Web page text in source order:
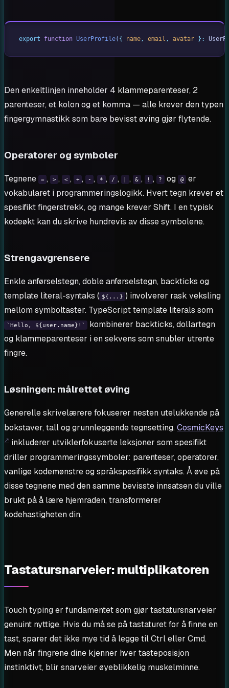
export function UserProfile( { name, email , avatar }:
Den enkeltlinjen inneholder 4 klammeparenteser, 2
parenteser, et kolon og et komma — alle krever den typen
fingergymnastikk som bare bevisst øving gjør flytende.
Operatorer og symboler
Tegnene = , > , < , + , - , * , / , | , & , ! , ? og @
er
vokabularet i programmeringslogikk. Hvert tegn krever et
spesifikt fingerstrekk, og mange krever Shift. I en typisk
kodeøkt kan du skrive hundrevis av disse symbolene.
Strengavgrensere
Enkle anførselstegn, doble anførselstegn, backticks og
template literal-syntaks ( ${...} ) involverer rask veksling
mellom symboltaster. TypeScript template literals som
`Hello, ${user.name}!`
kombinerer backticks, dollartegn
og klammeparenteser i en sekvens som snubler utrente
fingre.
Løsningen: målrettet øving
Generelle skrivelærere fokuserer nesten utelukkende på
bokstaver, tall og grunnleggende tegnsetting.CosmicKeys
inkluderer utviklerfokuserte leksjoner som spesifikt
driller programmeringssymboler: parenteser, operatorer,
vanlige kodemønstre og språkspesifikk syntaks. Å øve på
disse tegnene med den samme bevisste innsatsen du ville
brukt på å lære hjemraden, transformerer
kodehastigheten din.
Tastatursnarveier: multiplikatoren
Touch typing er fundamentet som gjør tastatursnarveier
genuint nyttige. Hvis du må se på tastaturet for å finne en
tast, sparer det ikke mye tid å legge til Ctrl eller Cmd.
Men når fingrene dine kjenner hver tasteposisjon
instinktivt, blir snarveier øyeblikkelig muskelminne.